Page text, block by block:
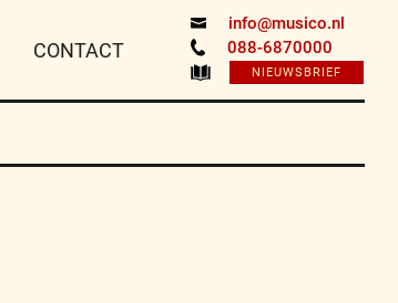
info@musico.nl
088-6870000
NIEUWSBRIEF
CONTACT